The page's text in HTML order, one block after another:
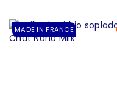
MADE IN FRANCE